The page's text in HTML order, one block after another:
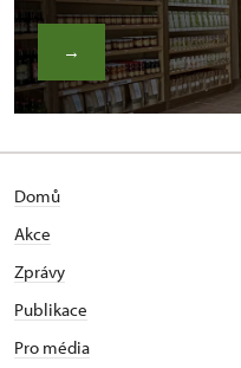
→
Domů
Akce
Zprávy
Publikace
Pro média